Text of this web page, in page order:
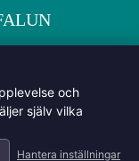
och
själv vilka
Hantera inställningar